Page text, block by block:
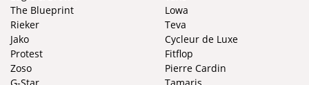
The Blueprint
Rieker
Jako
Protest
Zoso
Lowa
Teva
Cycleur de Luxe
Fitflop
Pierre Cardin